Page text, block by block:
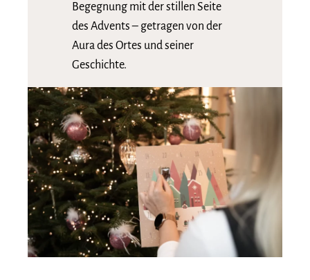
Begegnung mit der stillen Seite
des Advents – getragen von der
Aura des Ortes und seiner
Geschichte.